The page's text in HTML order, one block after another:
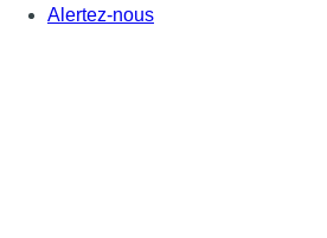
Alertez-nous